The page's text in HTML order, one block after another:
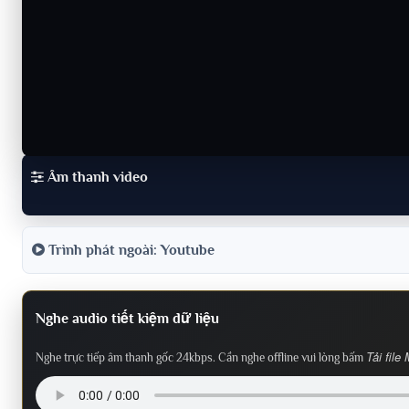
Âm thanh video
Trình phát ngoài: Youtube
Nghe audio tiết kiệm dữ liệu
Nghe trực tiếp âm thanh gốc 24kbps. Cần nghe offline vui lòng bấm Tải file